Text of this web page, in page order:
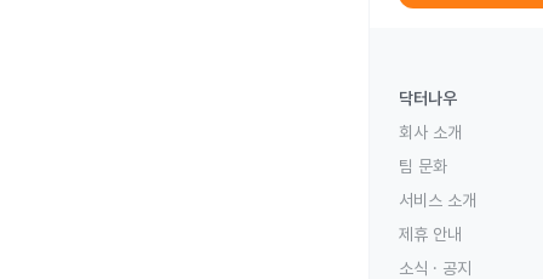
닥터나우
회사 소개
팀 문화
서비스 소개
제휴 안내
소식 · 공지